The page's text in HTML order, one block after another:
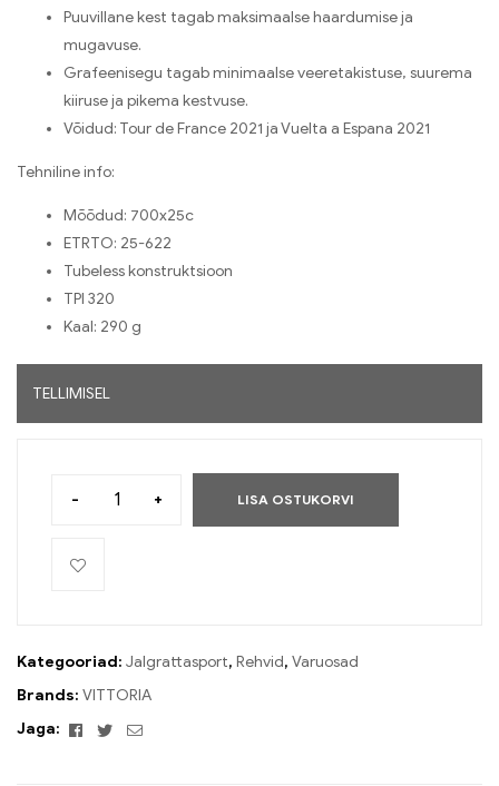
Puuvillane kest tagab maksimaalse haardumise ja
mugavuse.
Grafeenisegu tagab minimaalse veeretakistuse, suurema
kiiruse ja pikema kestvuse.
Võidud: Tour de France 2021 ja Vuelta a Espana 2021
Tehniline info:
Mõõdud: 700x25c
ETRTO: 25-622
Tubeless konstruktsioon
TPI 320
Kaal: 290 g
TELLIMISEL
- + LISA OSTUKORVI
Kategooriad: Jalgrattasport, Rehvid, Varuosad
Brands: VITTORIA
Jaga:
Facebook
TwitterEmail